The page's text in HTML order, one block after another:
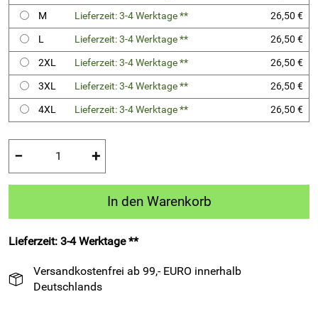
M
Lieferzeit: 3-4 Werktage **
26,50 €
L
Lieferzeit: 3-4 Werktage **
26,50 €
2XL
Lieferzeit: 3-4 Werktage **
26,50 €
3XL
Lieferzeit: 3-4 Werktage **
26,50 €
4XL
Lieferzeit: 3-4 Werktage ** 26,50 €
− +
In den Warenkorb
Lieferzeit: 3-4 Werktage **
Versandkostenfrei ab 99,- EURO innerhalb
Deutschlands